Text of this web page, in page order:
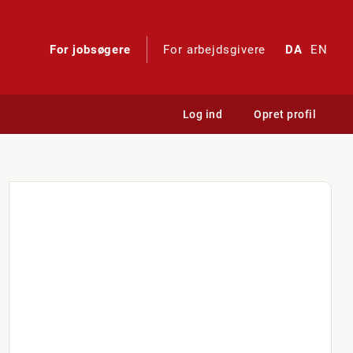
For jobsøgere For arbejdsgivere DA EN
Log ind Opret profil